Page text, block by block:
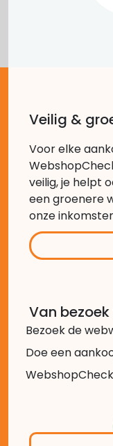
Veilig &
Voor elke
veilig, je helpt
een groenere
onze
Van
Bezoek de
Doe een